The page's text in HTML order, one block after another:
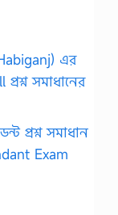
এর
সমাধানের
প্রশ্ন সমাধান
Exam